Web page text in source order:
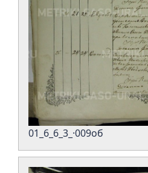
01_6_6_3_·009об